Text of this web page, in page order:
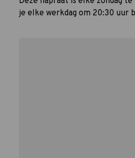
je elke werkdag om 20:30 uur